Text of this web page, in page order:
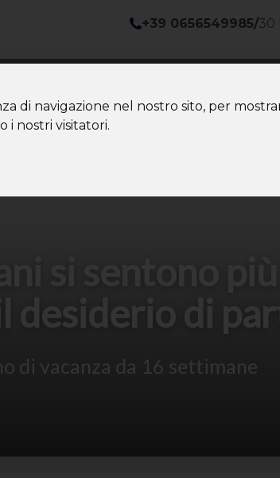
di navigazione nel nostro sito, per
i nostri visitatori.
+39 0656549985/30
desiderio di
di vacanza da 16 settimane